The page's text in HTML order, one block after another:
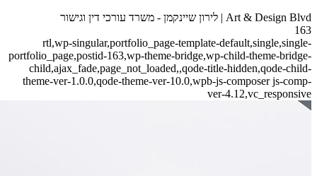
Art & Design Blvd | לירון שיינקמן - משרד עורכי דין וגישור
163
rtl,wp-singular,portfolio_page-template-default,single,single-
portfolio_page,postid-163,wp-theme-bridge,wp-child-theme-bridge-
child,ajax_fade,page_not_loaded,,qode-title-hidden,qode-child-
theme-ver-1.0.0,qode-theme-ver-10.0,wpb-js-composer js-comp-
ver-4.12,vc_responsive